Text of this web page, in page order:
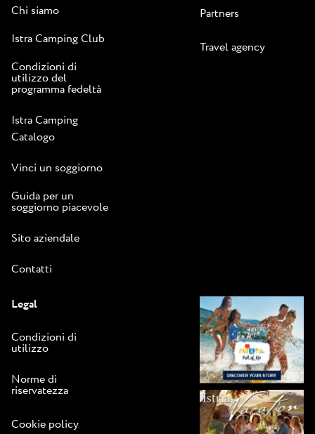
Chi siamo
Istra Camping Club
Condizioni di
utilizzo del
programma fedeltà
Istra Camping
Catalogo
Vinci un soggiorno
Guida per un
soggiorno piacevole
Sito aziendale
Contatti
Partners
Travel agency
Legal
Condizioni di
utilizzo
Norme di
riservatezza
Cookie policy